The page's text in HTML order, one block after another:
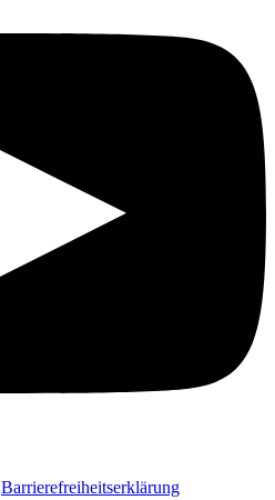
Barrierefreiheitserklärung